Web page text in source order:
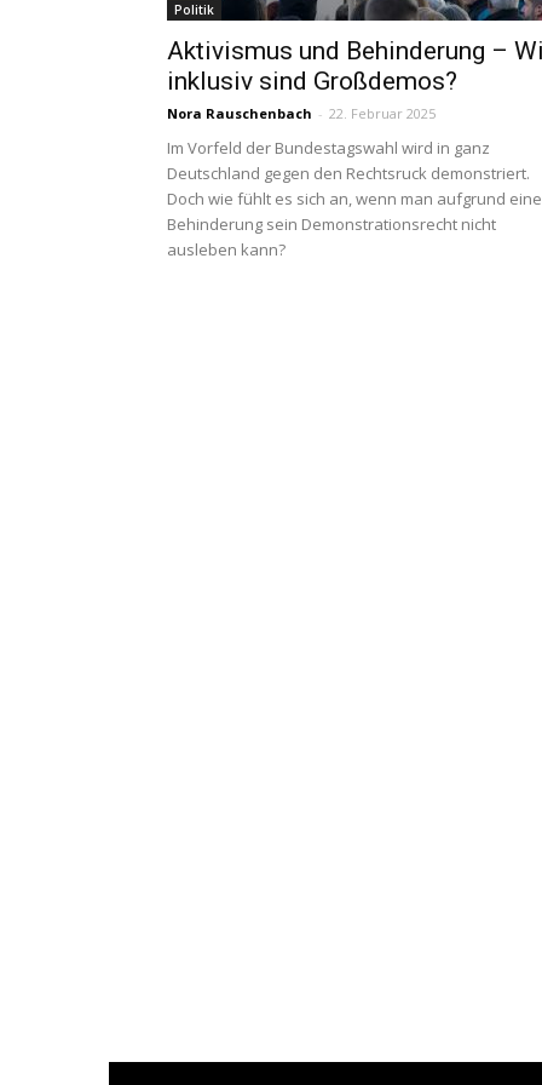
Politik
Aktivismus und Behinderung –
inklusiv sind Großdemos?
Nora Rauschenbach - 22. Februar 2025
Im Vorfeld der Bundestagswahl wird in ganz
Deutschland gegen den Rechtsruck demonstriert.
Doch wie fühlt es sich an, wenn man aufgrund
Behinderung sein Demonstrationsrecht nicht
ausleben kann?